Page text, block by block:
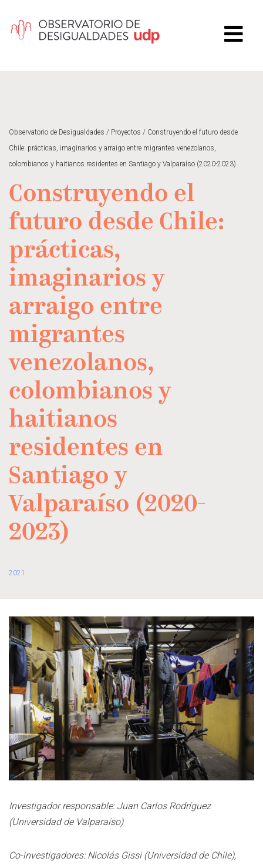
Observatorio de Desigualdades / Proyectos / Construyendo el futuro desde
Chile: prácticas, imaginarios y arraigo entre migrantes venezolanos,
colombianos y haitianos residentes en Santiago y Valparaíso (2020-2023)
Construyendo el
futuro desde Chile:
prácticas,
imaginarios y
arraigo entre
migrantes
venezolanos,
colombianos y
haitianos
residentes en
Santiago y
Valparaíso (2020-
2023)
2021
Investigador responsable: Juan Carlos Rodríguez
(Universidad de Valparaíso)
Co-investigadores:Nicolás Gissi (Universidad de Chile),